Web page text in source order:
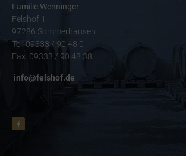
Familie Wenninger
Felshof 1
97286 Sommerhausen
Tel. 09333 / 90 48 0
Fax. 09333 / 90 48 38
info@felshof.de